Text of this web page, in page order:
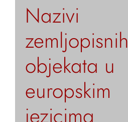
Nazivi
zemljopisnih
objekata u
europskim
jezicima